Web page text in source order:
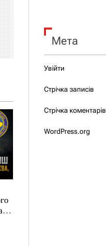
Мета
Увійти
Стрічка записів
Стрічка коментарів
WordPress.org